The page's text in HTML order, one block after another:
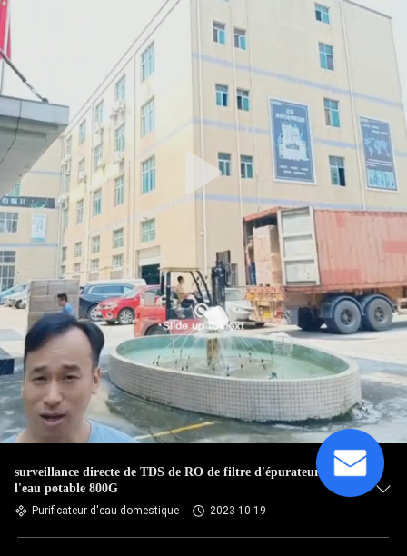
surveillance directe de TDS de RO de filtre d'épurateur de
l'eau potable 800G
Purificateur d'eau domestique 2023-10-19